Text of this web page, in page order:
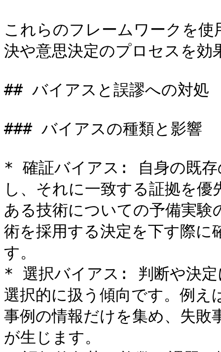
これらのフレームワークを
決や意思決定のプロセスを
## バイアスと誤謬への対処
### バイアスの種類と影響
* 確証バイアス: 自身の既存
し、それに一致する証拠を
ある技術についての予備実
術を採用する決定を下す際
す。
* 選択バイアス: 判断や決定
選択的に扱う傾向です。例え
事例の情報だけを集め、失敗
が生じます。